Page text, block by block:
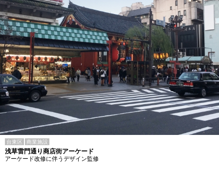
台東区 商業施設
浅草雷門通り商店街アーケード
アーケード改修に伴うデザイン監修